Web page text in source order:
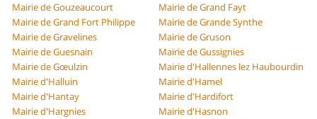
Mairie de Gouzeaucourt
Mairie de Grand Fayt
Mairie de Grand Fort Philippe
Mairie de Grande Synthe
Mairie de Gravelines
Mairie de Gruson
Mairie de Guesnain
Mairie de Gussignies
Mairie de Gœulzin
Mairie d'Hallennes lez Haubourdin
Mairie d'Halluin
Mairie d'Hamel
Mairie d'Hantay
Mairie d'Hardifort
Mairie d'Hargnies
Mairie d'Hasnon